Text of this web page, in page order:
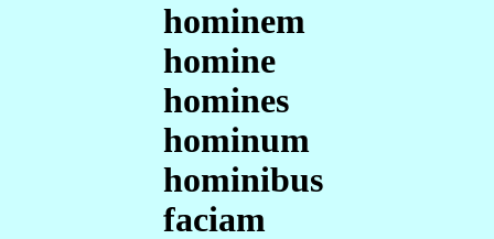
hominem
homine
homines
hominum
hominibus
faciam